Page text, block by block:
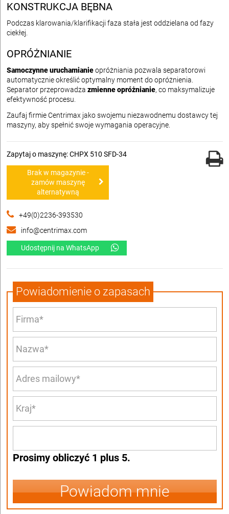
KONSTRUKCJA BĘBNA
Podczas klarowania/klarifikacji faza stała jest oddzielana od fazy
ciekłej.
OPRÓŻNIANIE
Samoczynne uruchamianieopróżniania pozwala separatorowi
automatycznie określić optymalny moment do opróżnienia.
Separator przeprowadza zmienne opróżnianie, co maksymalizuje
efektywność procesu.
Zaufaj firmie Centrimax jako swojemu niezawodnemu dostawcy tej
maszyny, aby spełnić swoje wymagania operacyjne.
Zapytaj o maszynę: CHPX 510 SFD-34
Brak w magazynie -
zamów maszynę
alternatywną
+49(0)2236-393530
info@centrimax.com
Udostępnij na WhatsApp
Powiadomienie o zapasach
Prosimy obliczyć 1 plus 5.
Powiadom mnie